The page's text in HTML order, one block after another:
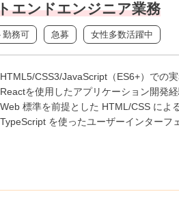
エンドエンジニア業務
勤務可 急募 女性多数活躍中
HTML5/CSS3/JavaScript（ES6+）での
Reactを使用したアプリケーション開発
Web 標準を前提とした HTML/CSS に
TypeScript を使ったユーザーインターフ